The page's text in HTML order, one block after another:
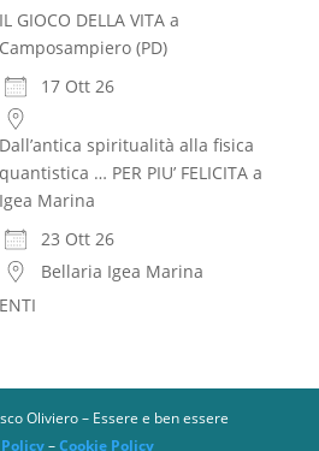
IL GIOCO DELLA VITA a
Camposampiero (PD)
17 Ott 26
Dall’antica spiritualità alla fisica
quantistica … PER PIU’ FELICITA a
Igea Marina
23 Ott 26
Bellaria Igea Marina
Oliviero – Essere e ben essere
–Cookie Policy